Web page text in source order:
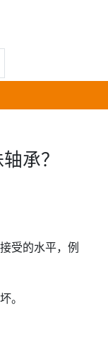
承？
受的水平，例
。